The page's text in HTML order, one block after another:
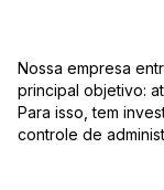
Nossa empresa
principal objetivo:
Para isso, tem
controle de